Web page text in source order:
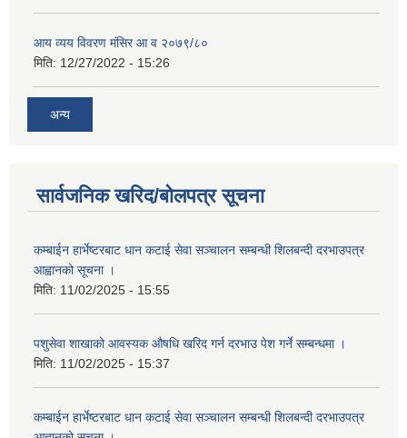
आय व्यय विवरण मंसिर आ व २०७९/८०
मिति: 12/27/2022 - 15:26
अन्य
सार्वजनिक खरिद/बोलपत्र सूचना
कम्बाईन हार्भेष्टरबाट धान कटाई सेवा सञ्चालन सम्बन्धी शिलबन्दी दरभाउपत्र
आह्वानको सूचना ।
मिति: 11/02/2025 - 15:55
पशुसेवा शाखाको आवस्यक औषधि खरिद गर्न दरभाउ पेश गर्ने सम्बन्धमा ।
मिति: 11/02/2025 - 15:37
कम्बाईन हार्भेष्टरबाट धान कटाई सेवा सञ्चालन सम्बन्धी शिलबन्दी दरभाउपत्र